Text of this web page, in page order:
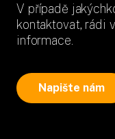
V případě
kontaktovat, rádi
informace.
Napište nám